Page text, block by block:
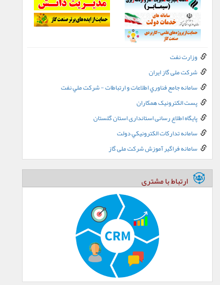
وزارت نفت
شرکت ملی گاز ایران
سامانه جامع فناوري اطلاعات و ارتباطات - شرکت ملي نفت
پست الکترونيک همکاران
پایگاه اطلاع رسانی استانداری استان گلستان
سامانه تدارکات الکترونيکي دولت
سامانه فراگیر آموزش شرکت ملی گاز
ارتباط با مشتری